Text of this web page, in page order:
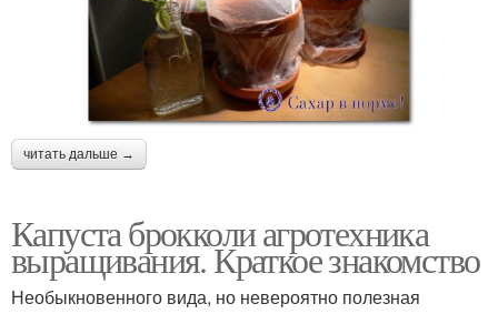
читать дальше →
Капуста брокколи агротехника
выращивания. Краткое знакомство
Необыкновенного вида, но невероятно полезная